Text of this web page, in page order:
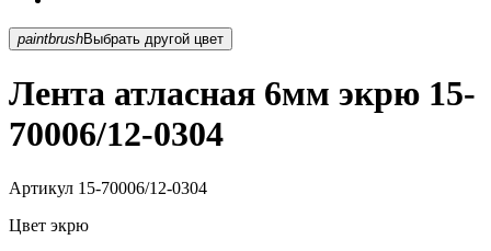
paintbrush Выбрать другой цвет
Лента атласная 6мм экрю 15-
70006/12-0304
Артикул 15-70006/12-0304
Цвет экрю